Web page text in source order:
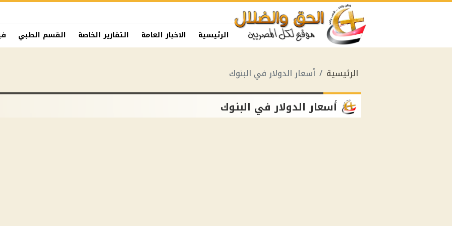
الرئيسية الاخبار العامة التقارير الخاصة القسم الطبي
الرئيسية أسعار الدولار في البنوك
أسعار الدولار في البنوك